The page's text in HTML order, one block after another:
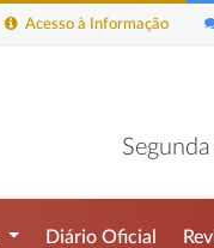
Acesso à Informação
Diário Oficial